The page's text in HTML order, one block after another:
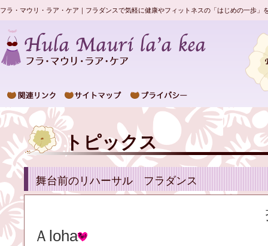
フラ・マウリ・ラア・ケア｜フラダンスで気軽に健康やフィットネスの「はじめの一歩
トピックス
舞台前のリハーサル フラダンス
Ａloha